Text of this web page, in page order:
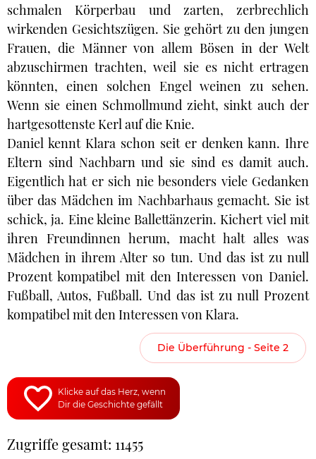
schmalen Körperbau und zarten, zerbrechlich
wirkenden Gesichtszügen. Sie gehört zu den jungen
Frauen, die Männer von allem Bösen in der Welt
abzuschirmen trachten, weil sie es nicht ertragen
könnten, einen solchen Engel weinen zu sehen.
Wenn sie einen Schmollmund zieht, sinkt auch der
hartgesottenste Kerl auf die Knie.
Daniel kennt Klara schon seit er denken kann. Ihre
Eltern sind Nachbarn und sie sind es damit auch.
Eigentlich hat er sich nie besonders viele Gedanken
über das Mädchen im Nachbarhaus gemacht. Sie ist
schick, ja. Eine kleine Ballettänzerin. Kichert viel mit
ihren Freundinnen herum, macht halt alles was
Mädchen in ihrem Alter so tun. Und das ist zu null
Prozent kompatibel mit den Interessen von Daniel.
Fußball, Autos, Fußball. Und das ist zu null Prozent
kompatibel mit den Interessen von Klara.
Die Überführung - Seite 2
Klicke auf das Herz, wenn
Dir die Geschichte gefällt
Zugriffe gesamt: 11455